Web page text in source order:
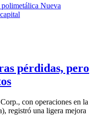
pérdidas, pero
con operaciones en la
registró una ligera mejora